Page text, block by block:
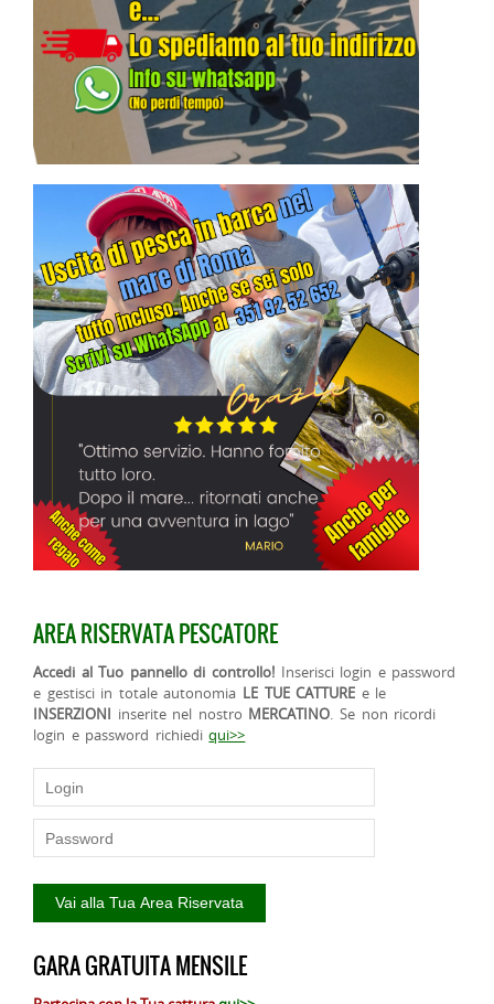
AREA RISERVATA PESCATORE
Accedi al Tuo pannello di controllo! Inserisci login e password
e gestisci in totale autonomia LE TUE CATTURE e le
INSERZIONI inserite nel nostro MERCATINO. Se non ricordi
login e password richiediqui>>
GARA GRATUITA MENSILE